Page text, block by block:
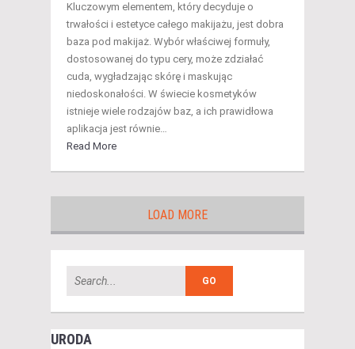
Kluczowym elementem, który decyduje o
trwałości i estetyce całego makijażu, jest dobra
baza pod makijaż. Wybór właściwej formuły,
dostosowanej do typu cery, może zdziałać
cuda, wygładzając skórę i maskując
niedoskonałości. W świecie kosmetyków
istnieje wiele rodzajów baz, a ich prawidłowa
aplikacja jest równie…
Read More
LOAD MORE
URODA